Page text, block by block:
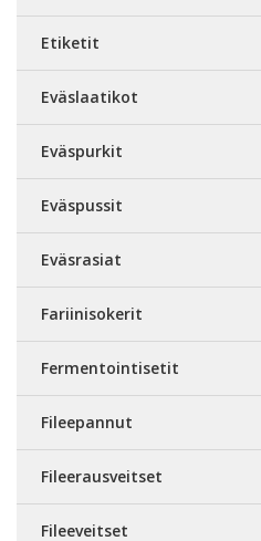
Etiketit
Eväslaatikot
Eväspurkit
Eväspussit
Eväsrasiat
Fariinisokerit
Fermentointisetit
Fileepannut
Fileerausveitset
Fileeveitset